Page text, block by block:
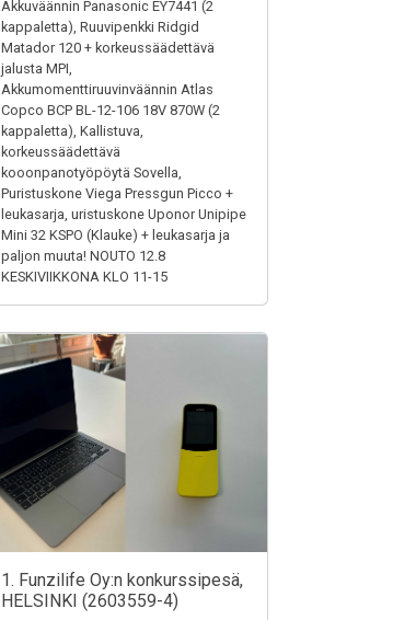
Akkuväännin Panasonic EY7441 (2
kappaletta), Ruuvipenkki Ridgid
Matador 120 + korkeussäädettävä
jalusta MPI,
Akkumomenttiruuvinväännin Atlas
Copco BCP BL-12-106 18V 870W (2
kappaletta), Kallistuva,
korkeussäädettävä
kooonpanotyöpöytä Sovella,
Puristuskone Viega Pressgun Picco +
leukasarja, uristuskone Uponor Unipipe
Mini 32 KSPO (Klauke) + leukasarja ja
paljon muuta! NOUTO 12.8
KESKIVIIKKONA KLO 11-15
1. Funzilife Oy:n konkurssipesä,
HELSINKI (2603559-4)